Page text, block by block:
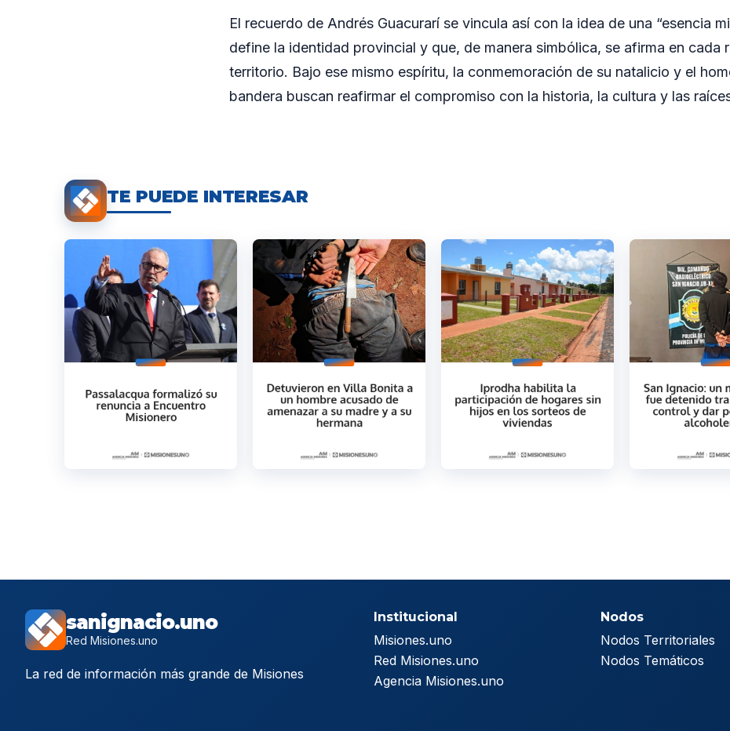
El recuerdo de Andrés Guacurarí se vincula así con la idea de una “esencia
define la identidad provincial y que, de manera simbólica, se afirma en cada
territorio. Bajo ese mismo espíritu, la conmemoración de su natalicio y el
bandera buscan reafirmar el compromiso con la historia, la cultura y las
TE PUEDE INTERESAR
sanignacio.uno
Red Misiones.uno
La red de información más grande de Misiones
Institucional
Misiones.uno
Red Misiones.uno
Agencia Misiones.uno
Nodos
Nodos Territoriales
Nodos Temáticos